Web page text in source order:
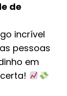
de
incrível
pessoas
em